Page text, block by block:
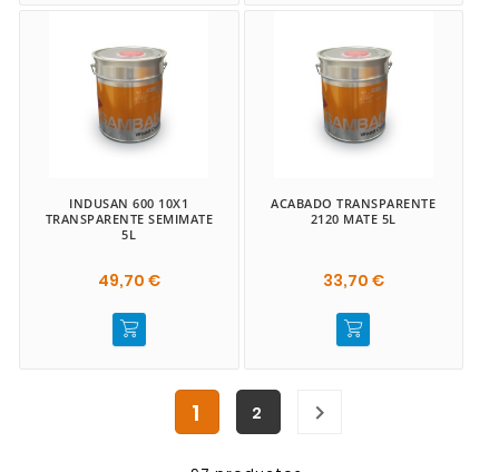
INDUSAN 600 10X1
TRANSPARENTE SEMIMATE
5L
49,70 €
ACABADO TRANSPARENTE
2120 MATE 5L
33,70 €
1 2 